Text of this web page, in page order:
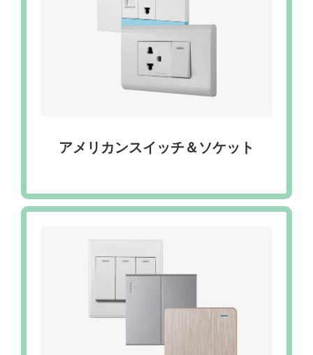
アメリカンスイッチ＆ソケット